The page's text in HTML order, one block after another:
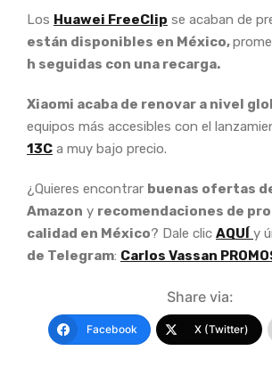
Los Huawei FreeClip se acaban de
están disponibles en México,
h seguidas con una recarga.
Xiaomi acaba de renovar a nivel
equipos más accesibles con el
13C a muy bajo precio.
¿Quieres encontrar buenas ofertas
Amazon y recomendaciones de
calidad en México? Dale clic AQUÍ y
de Telegram: Carlos Vassan
Share via:
Facebook X (Twitter)